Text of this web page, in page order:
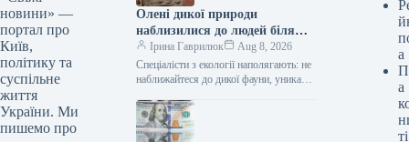
новини» —
портал про
Київ,
політику та
суспільне
життя
України. Ми
пишемо про
Олені дикої природи
наблизилися до людей біля
Київського водосховища
(відео)
Ірина Гаврилюк
Aug 8, 2026
Спеціалісти з екології наполягають: не
наближайтеся до дикої фауни, уникайте
встановлювати контакт – це може…
а
а
ті